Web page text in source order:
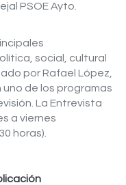
PSOE Ayto.
social, cultural
por Rafael López,
de los programas
La Entrevista
a viernes
horas).